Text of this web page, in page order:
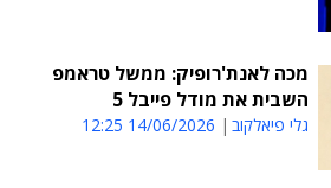
מכה לאנת'רופיק: ממשל טראמפ
השבית את מודל פייבל 5
גלי פיאלקוב 14/06/2026 12:25